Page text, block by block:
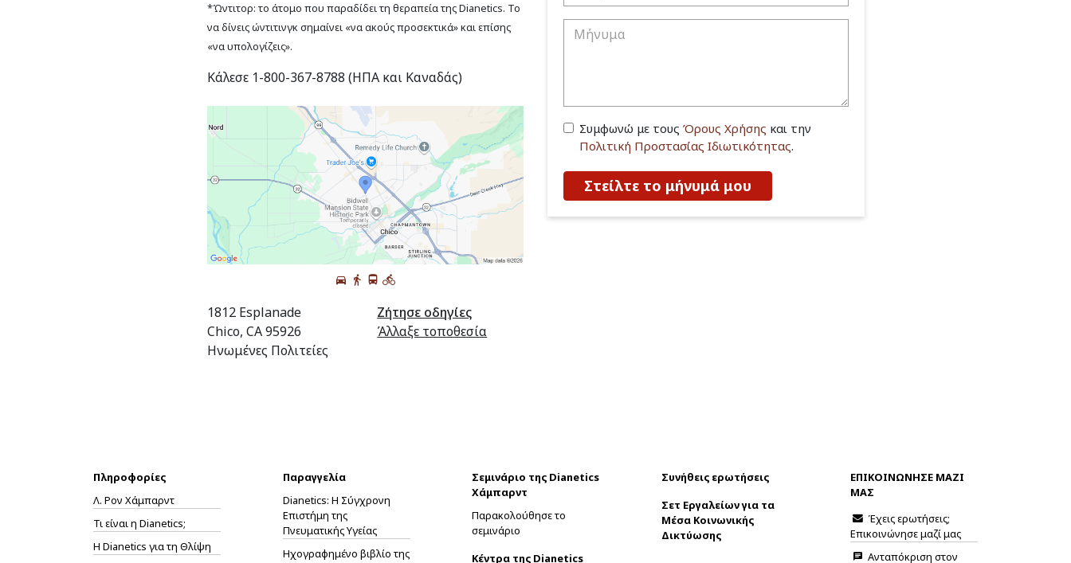
*Ώντιτορ: το άτομο που παραδίδει τη θεραπεία της Dianetics. Το
να δίνεις ώντιτινγκ σημαίνει «να ακούς προσεκτικά» και επίσης
«να υπολογίζεις».
Κάλεσε 1-800-367-8788 (ΗΠΑ και Καναδάς)
1812 Esplanade
Chico, CA 95926
Ηνωμένες Πολιτείες
Ζήτησε οδηγίες
Άλλαξε τοποθεσία
Συμφωνώ με τους Όρους Χρήσης και την
Πολιτική Προστασίας Ιδιωτικότητας.
Στείλτε το μήνυμά μου
Πληροφορίες
Λ. Ρον Χάμπαρντ
Τι είναι η Dianetics;
Η Dianetics για τη Θλίψη
Παραγγελία
Dianetics: Η Σύγχρονη
Επιστήμη της
Πνευματικής Υγείας
Ηχογραφημένο βιβλίο της
Σεμινάριο της Dianetics
Χάμπαρντ
Παρακολούθησε το
σεμινάριο
Κέντρα της Dianetics
Συνήθεις ερωτήσεις
Σετ Εργαλείων για τα
Μέσα Κοινωνικής
Δικτύωσης
ΕΠΙΚΟΙΝΩΝΗΣΕ ΜΑΖΙ
ΜΑΣ
Έχεις ερωτήσεις;
Επικοινώνησε μαζί μας
Ανταπόκριση στον